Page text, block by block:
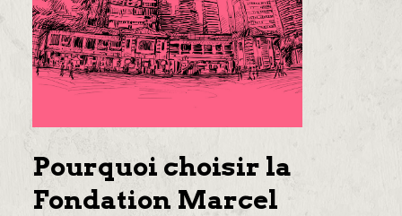
Pourquoi choisir la
Fondation Marcel